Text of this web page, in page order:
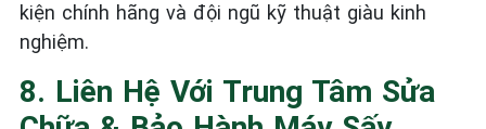
kiện chính hãng và đội ngũ kỹ thuật giàu kinh
nghiệm.
8. Liên Hệ Với Trung Tâm Sửa